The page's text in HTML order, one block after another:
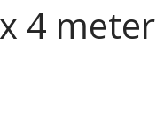
4 meter